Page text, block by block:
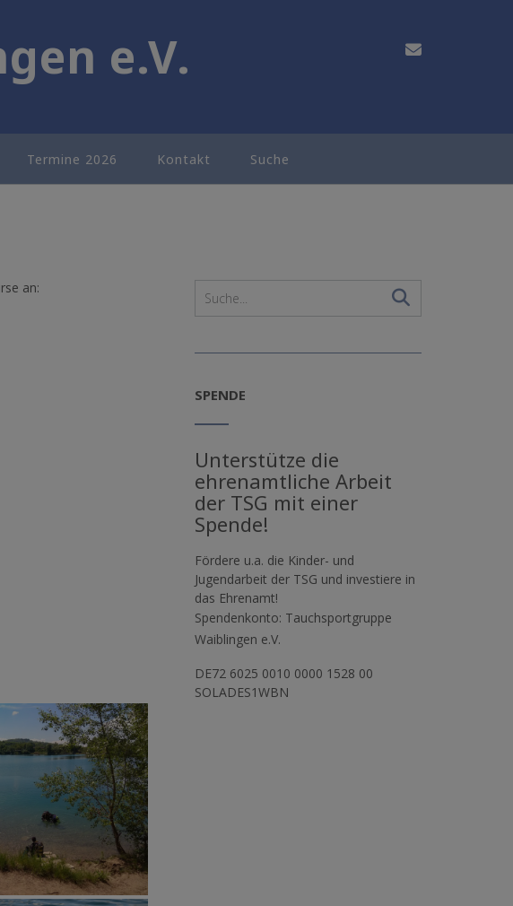
e.V.
Termine 2026 Kontakt Suche
an:
SPENDE
Unterstütze die
ehrenamtliche Arbeit
der TSG mit einer
Spende!
Fördere u.a. die Kinder- und
Jugendarbeit der TSG und investiere in
das Ehrenamt!
Spendenkonto: Tauchsportgruppe
Waiblingen e.V.
DE72 6025 0010 0000 1528 00
SOLADES1WBN